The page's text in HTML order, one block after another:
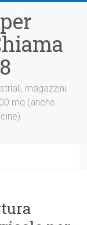
magazzini,
mq (anche